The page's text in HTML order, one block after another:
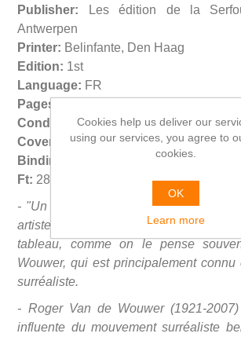
Publisher: Les édition de la
Antwerpen
Printer: Belinfante, Den Haag
Edition: 1st
Language: FR
Pages:
Condition:FN
Cover condition: VG
Binding:
Ft: 28*22*0,4 cm. 135 gr.
- "Un Conte de Fées" est le titre d'un
artiste belge Roger Van de Wouwer.
tableau, comme on le pense
Wouwer, qui est principalement connu
surréaliste.
- Roger Van de Wouwer (1921-
influente du mouvement surréaliste
Cookies help us deliver our
using our services, you agree to
cookies.
OK
Learn more